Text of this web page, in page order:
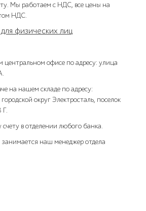
Мы работаем с НДС, все цены на
НДС.
физических лиц
офисе по адресу: улица
на нашем складе по адресу:
округ Электросталь, поселок
Г.
в отделении любого банка.
наш менеджер отдела